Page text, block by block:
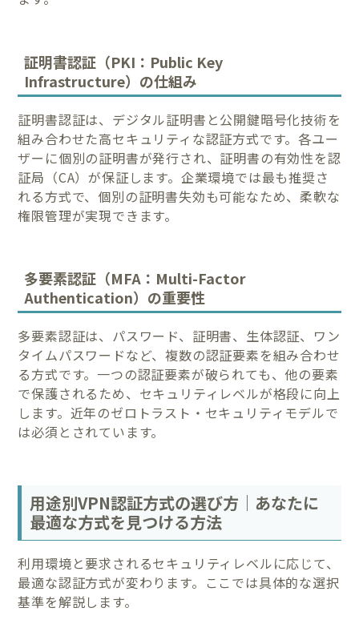
証明書認証（PKI：Public Key
Infrastructure）の仕組み
証明書認証は、デジタル証明書と公開鍵暗号化技術を
組み合わせた高セキュリティな認証方式です。各ユー
ザーに個別の証明書が発行され、証明書の有効性を認
証局（CA）が保証します。企業環境では最も推奨さ
れる方式で、個別の証明書失効も可能なため、柔軟な
権限管理が実現できます。
多要素認証（MFA：Multi-Factor
Authentication）の重要性
多要素認証は、パスワード、証明書、生体認証、ワン
タイムパスワードなど、複数の認証要素を組み合わせ
る方式です。一つの認証要素が破られても、他の要素
で保護されるため、セキュリティレベルが格段に向上
します。近年のゼロトラスト・セキュリティモデルで
は必須とされています。
用途別VPN認証方式の選び方｜あなたに
最適な方式を見つける方法
利用環境と要求されるセキュリティレベルに応じて、
最適な認証方式が変わります。ここでは具体的な選択
基準を解説します。